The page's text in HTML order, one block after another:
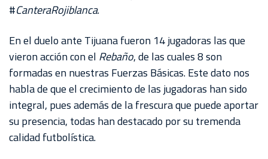
CHIVASTV
ESTADIO
AKRON
TOUR
ESTADIO
AKRON
#CanteraRojiblanca.
En el duelo ante Tijuana fueron 14 jugadoras las que
vieron acción con el Rebaño, de las cuales 8 son
formadas en nuestras Fuerzas Básicas. Este dato nos
habla de que el crecimiento de las jugadoras han sido
integral, pues además de la frescura que puede aportar
su presencia, todas han destacado por su tremenda
calidad futbolística.